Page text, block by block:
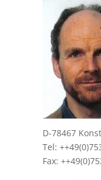
D-78467
Tel:
Fax: